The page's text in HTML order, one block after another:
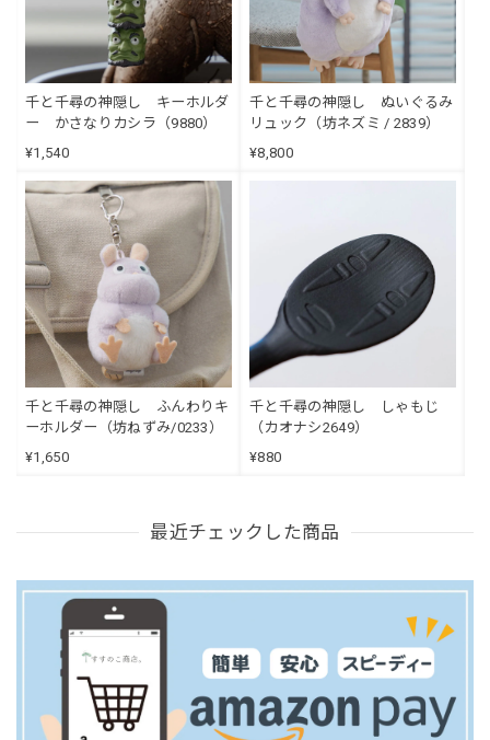
千と千尋の神隠し キーホルダ
ー かさなりカシラ（9880）
¥1,540
千と千尋の神隠し ぬいぐるみ
リュック（坊ネズミ / 2839）
¥8,800
千と千尋の神隠し ふんわりキ
ーホルダー（坊ねずみ/0233）
¥1,650
千と千尋の神隠し しゃもじ
（カオナシ2649）
¥880
最近チェックした商品